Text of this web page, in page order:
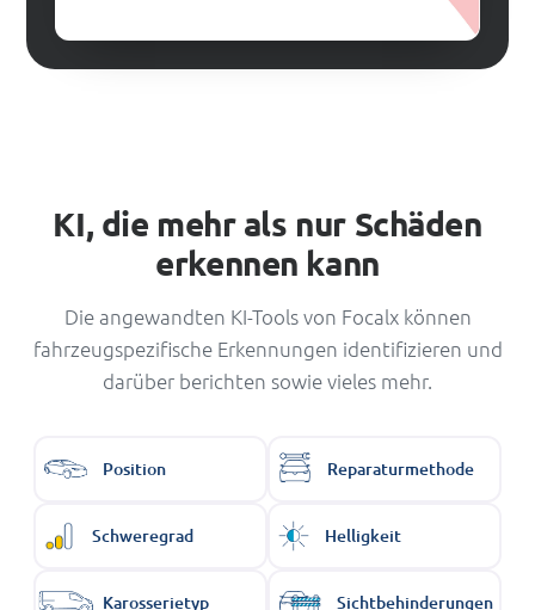
KI, die mehr als nur Schäden
erkennen kann
Die angewandten KI-Tools von Focalx können
fahrzeugspezifische Erkennungen identifizieren und
darüber berichten sowie vieles mehr.
Position Reparaturmethode
Schweregrad Helligkeit
Karosserietyp Sichtbehinderungen